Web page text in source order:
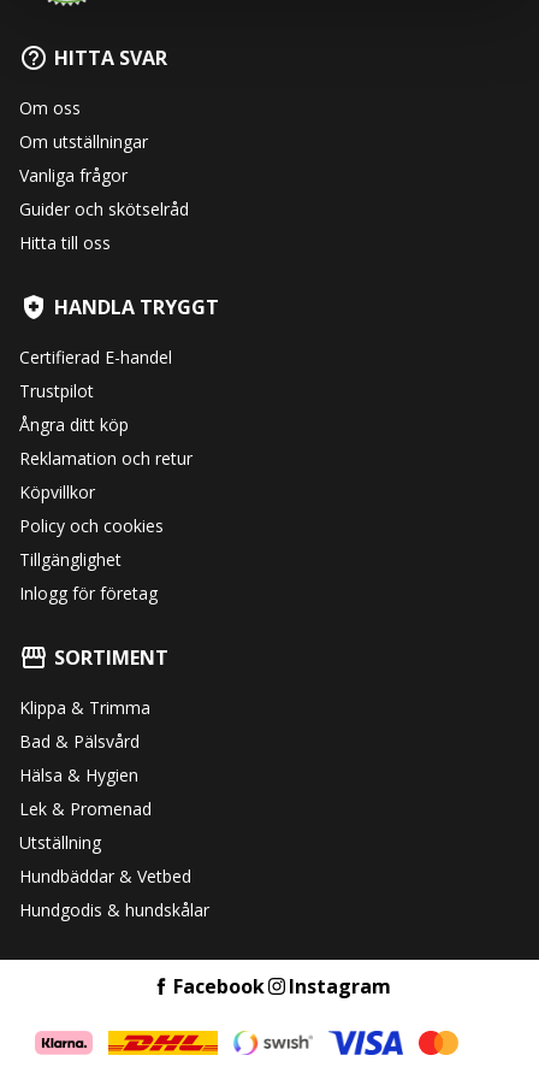
HITTA SVAR
Om oss
Om utställningar
Vanliga frågor
Guider och skötselråd
Hitta till oss
HANDLA TRYGGT
Certifierad E-handel
Trustpilot
Ångra ditt köp
Reklamation och retur
Köpvillkor
Policy och cookies
Tillgänglighet
Inlogg för företag
SORTIMENT
Klippa & Trimma
Bad & Pälsvård
Hälsa & Hygien
Lek & Promenad
Utställning
Hundbäddar & Vetbed
Hundgodis & hundskålar
Facebook Instagram